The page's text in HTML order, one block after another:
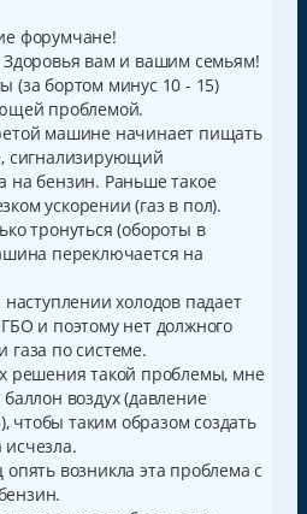
форумчане!
вам и вашим семьям!
(за бортом минус 10 - 15)
проблемой.
машине начинает пищать
сигнализирующий
на бензин. Раньше такое
ускорении (газ в пол).
тронуться (обороты в
переключается на
холодов падает
и поэтому нет должного
газа по системе.
решения такой проблемы, мне
воздух (давление
чтобы таким образом создать
опять возникла эта проблема с